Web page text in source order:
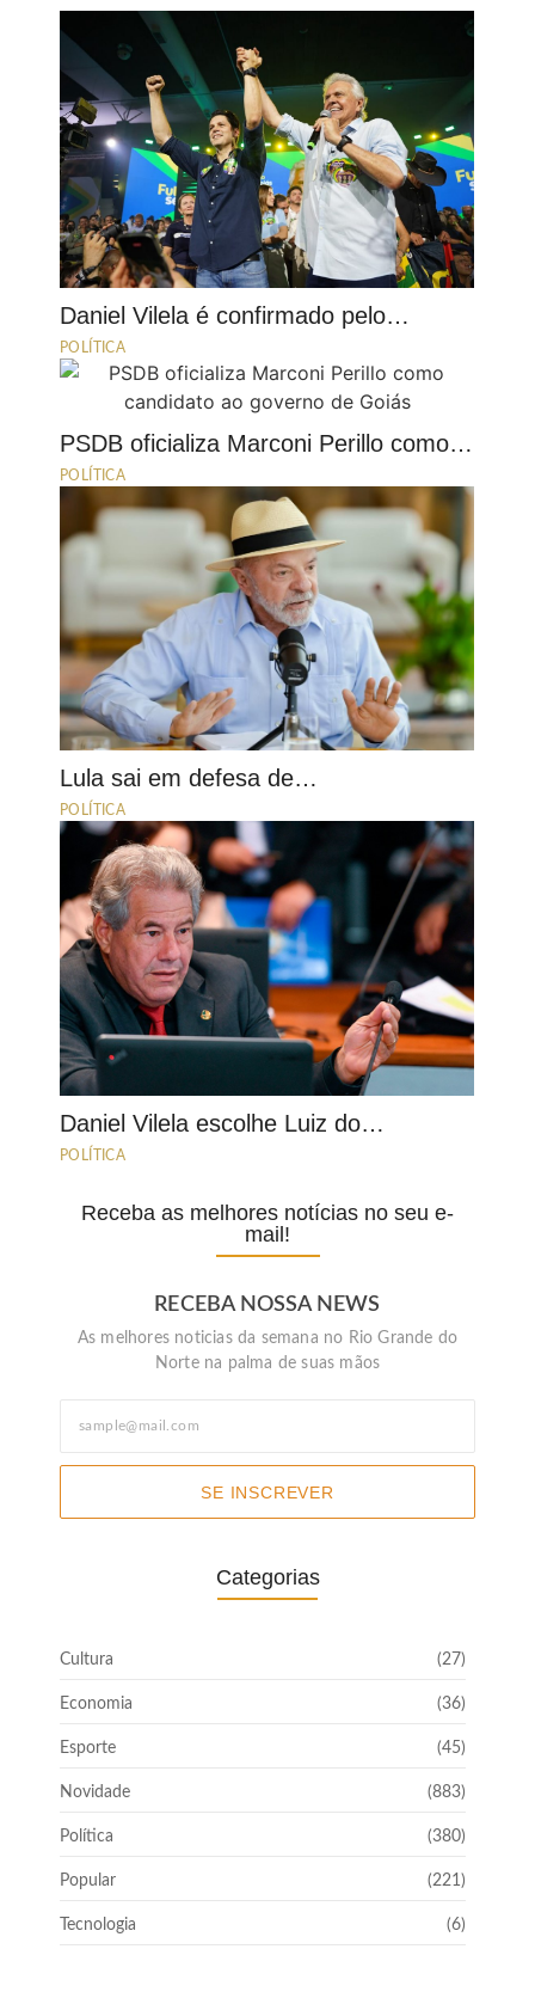
Daniel Vilela é confirmado pelo…
POLÍTICA
PSDB oficializa Marconi Perillo como…
POLÍTICA
Lula sai em defesa de…
POLÍTICA
Daniel Vilela escolhe Luiz do…
POLÍTICA
Receba as melhores notícias no seu e-
mail!
RECEBA NOSSA NEWS
As melhores noticias da semana no Rio Grande do
Norte na palma de suas mãos
SE INSCREVER
Categorias
Cultura (27)
Economia (36)
Esporte (45)
Novidade (883)
Política (380)
Popular (221)
Tecnologia (6)